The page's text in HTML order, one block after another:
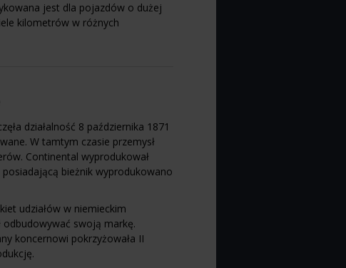
jest dla pojazdów o dużej
kilometrów w różnych
działalność 8 października 1871
W tamtym czasie przemysł
Continental wyprodukował
bieżnik wyprodukowano
udziałów w niemieckim
odbudowywać swoją markę.
koncernowi pokrzyżowała II